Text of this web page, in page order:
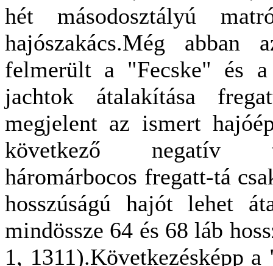
hét másodosztályú
hajószakács.Még
felmerült a "Fecske" és
jachtok átalakítása
megjelent az ismert
következő negatív
háromárbocos fregatt-tá
hosszúságú hajót lehet
mindössze 64 és 68 láb
1, 1311).Következésképp